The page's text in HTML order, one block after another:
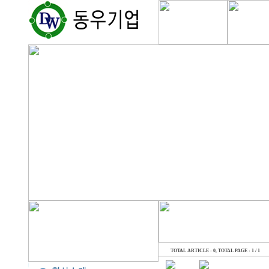
TOTAL ARTICLE : 0, TOTAL PAGE : 1 / 1